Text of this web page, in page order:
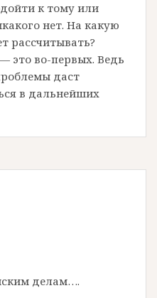
к тому или
нет. На какую
рассчитывать?
это во-первых. Ведь
даст
в дальнейших
делам….